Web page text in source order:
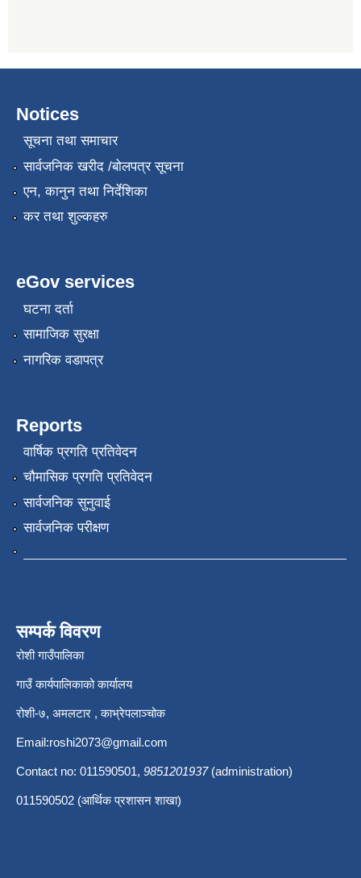
Notices
सूचना तथा समाचार
सार्वजनिक खरीद /बोलपत्र सूचना
एन, कानुन तथा निर्देशिका
कर तथा शुल्कहरु
eGov services
घटना दर्ता
सामाजिक सुरक्षा
नागरिक वडापत्र
Reports
वार्षिक प्रगति प्रतिवेदन
चौमासिक प्रगति प्रतिवेदन
सार्वजनिक सुनुवाई
सार्वजनिक परीक्षण
सम्पर्क विवरण
रोशी गाउँपालिका
गाउँ कार्यपालिकाको कार्यालय
रोशी-७, अमलटार , काभ्रेपलाञ्चोक
Email:roshi2073@gmail.com
Contact no: 011590501, 9851201937(administration)
011590502 (आर्थिक प्रशासन शाखा)